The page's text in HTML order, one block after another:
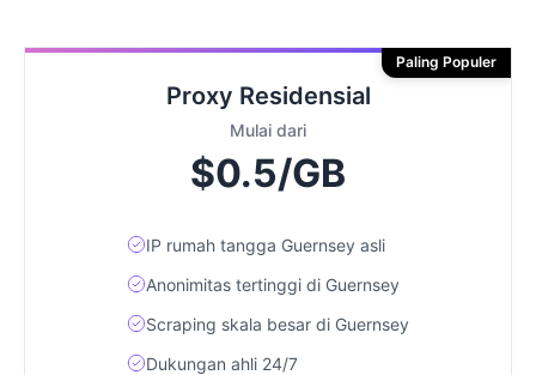
Proxy Residensial
Mulai dari
$0.5/GB
IP rumah tangga Guernsey asli
Anonimitas tertinggi di Guernsey
Scraping skala besar di Guernsey
Dukungan ahli 24/7
Paling Populer